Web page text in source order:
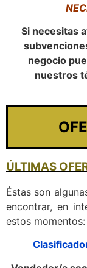
Si necesitas
negocio
nuestros
ÚLTIMAS
Éstas son
encontrar, en
estos momentos: